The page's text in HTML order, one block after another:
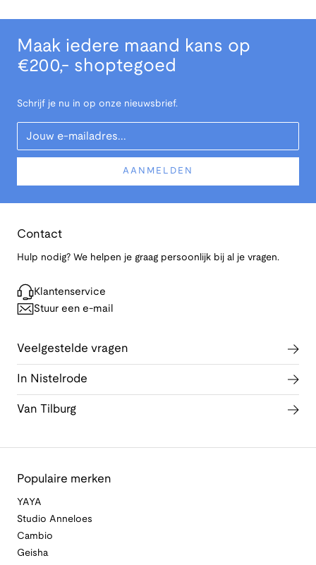
Maak iedere maand kans op
€200,- shoptegoed
Schrijf je nu in op onze nieuwsbrief.
Your Email
AANMELDEN
Contact
Hulp nodig? We helpen je graag persoonlijk bij al je vragen.
Klantenservice
Stuur een e-mail
Veelgestelde vragen
In Nistelrode
Van Tilburg
Populaire merken
YAYA
Studio Anneloes
Cambio
Geisha